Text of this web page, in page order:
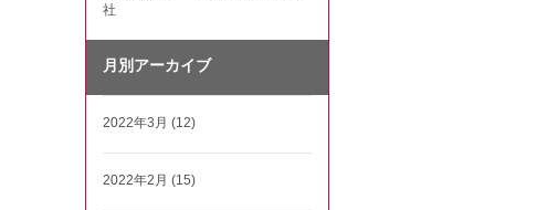
社
月別アーカイブ
2022年3月 (12)
2022年2月 (15)